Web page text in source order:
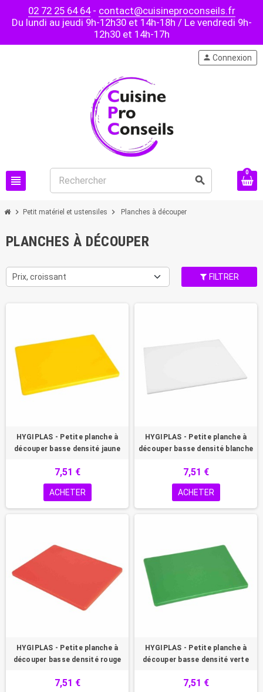
02 72 25 64 64- contact@cuisineproconseils.fr
Du lundi au jeudi 9h-12h30 et 14h-18h / Le vendredi 9h-
12h30 et 14h-17h
view_headline search
person Connexion
0
chevron_right Petit matériel et ustensiles chevron_right Planches à découper
PLANCHES À DÉCOUPER
Prix, croissant FILTRER
HYGIPLAS - Petite planche à
découper basse densité jaune
7,51 €
ACHETER
HYGIPLAS - Petite planche à
découper basse densité blanche
7,51 €
ACHETER
HYGIPLAS - Petite planche à
découper basse densité rouge
7,51 €
HYGIPLAS - Petite planche à
découper basse densité verte
7,51 €